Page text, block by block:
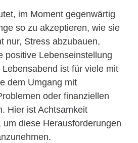
im Moment gegenwärtig
so zu akzeptieren, wie sie
nur, Stress abzubauen,
positive Lebenseinstellung
ist für viele mit
dem Umgang mit
oder finanziellen
Hier ist Achtsamkeit
um diese Herausforderungen